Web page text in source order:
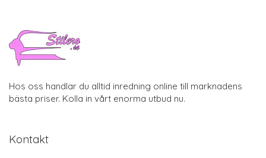
Hos oss handlar du alltid inredning online till marknadens
bästa priser. Kolla in vårt enorma utbud nu.
Kontakt